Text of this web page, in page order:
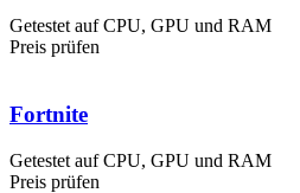
Getestet auf CPU, GPU und RAM
Preis prüfen
Fortnite
Getestet auf CPU, GPU und RAM
Preis prüfen